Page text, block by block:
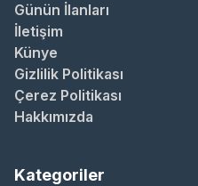
Günün İlanları
İletişim
Künye
Gizlilik Politikası
Çerez Politikası
Hakkımızda
Kategoriler